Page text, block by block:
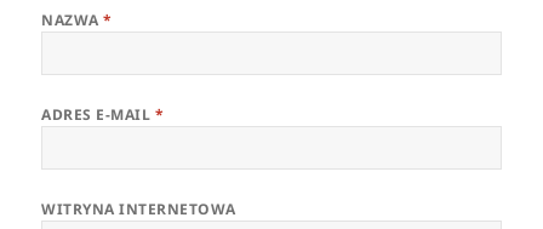
NAZWA*
ADRES E-MAIL *
WITRYNA INTERNETOWA